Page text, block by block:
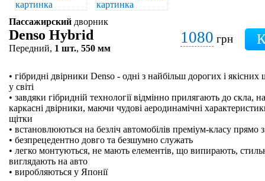
Пассажирский дворник
Denso Hybrid
Передний, 1 шт., 550 мм
1080 грн
• гібридні двірники Denso - одні з найбільш дорогих і
у світі
• завдяки гібридній технології відмінно прилягають до скла,
каркасні двірники, маючи чудові аеродинамічні
щітки
• встановлюються на безліч автомобілів преміум-класу прямо
• безпрецедентно довго та безшумно служать
• легко монтуються, не мають елементів, що випирають,
виглядають на авто
• виробляються у Японії